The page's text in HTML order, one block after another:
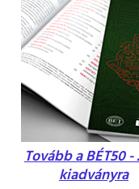
Tovább a BÉT50 -
kiadványra